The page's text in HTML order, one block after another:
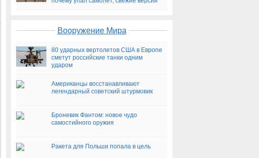
Вооружение Мира
80 ударных вертолетов США в Европе
сметут российские танки одним
ударом
Американцы восстанавливают
легендарный советский штурмовик
Броневик Фантом: новое чудо
самостийного оружия
Ракета для Польши попала в цель